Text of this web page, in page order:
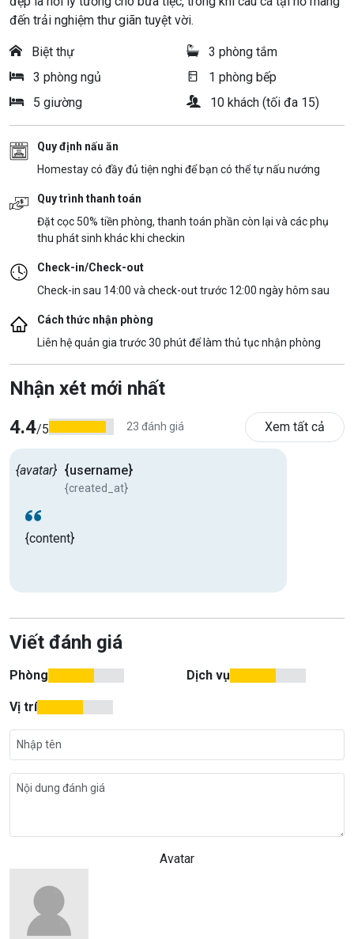
đến trải nghiệm thư giãn tuyệt vời.
Biệt thự
3 phòng tắm
3 phòng ngủ
1 phòng bếp
5 giường
10 khách (tối đa 15)
Quy định nấu ăn
Homestay có đầy đủ tiện nghi để bạn có thể tự nấu nướng
Quy trình thanh toán
Đặt cọc 50% tiền phòng, thanh toán phần còn lại và các phụ
thu phát sinh khác khi checkin
Check-in/Check-out
Check-in sau 14:00 và check-out trước 12:00 ngày hôm sau
Cách thức nhận phòng
Liên hệ quản gia trước 30 phút để làm thủ tục nhận phòng
Nhận xét mới nhất
4.4/5 23 đánh giá Xem tất cả
{avatar} {username}
{created_at}
{content}
Viết đánh giá
Phòng Dịch vụ
Vị trí
Avatar